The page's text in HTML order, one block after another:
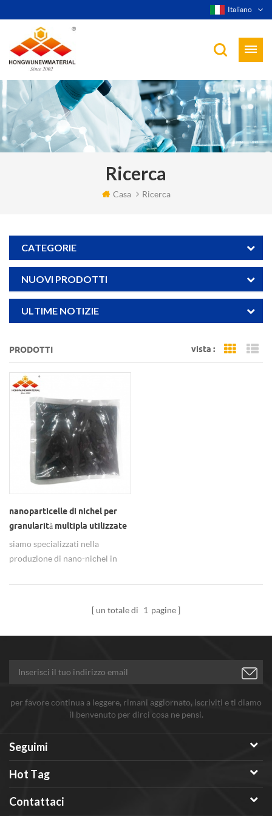
Italiano
Ricerca
Casa Ricerca
CATEGORIE
NUOVI PRODOTTI
ULTIME NOTIZIE
PRODOTTI vista : Grid
nanoparticelle di nichel per
granularità multipla utilizzate
per celle a combustibile
siamo specializzati nella
produzione di nano-nichel in
conveniente, non esitare a
un totale di 1 pagine
per favore continua a leggere, rimani aggiornato, iscriviti e ti diamo
il benvenuto per dirci cosa ne pensi.
Seguimi
Hot Tag
Contattaci